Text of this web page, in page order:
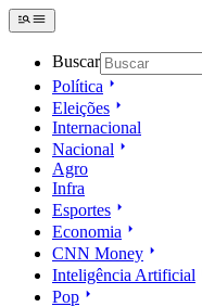
Buscar
Política
Eleições
Internacional
Nacional
Agro
Infra
Esportes
Economia
CNN Money
Inteligência Artificial
Pop